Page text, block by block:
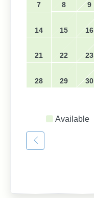
7 8 9
14 15 16
21 22 23
28 29 30
Available